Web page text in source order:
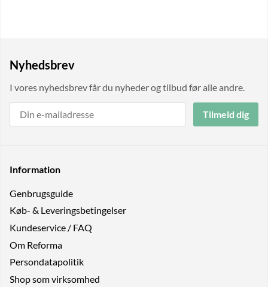
Nyhedsbrev
I vores nyhedsbrev får du nyheder og tilbud før alle andre.
Tilmeld dig
Information
Genbrugs­guide
Køb- & Leveringsbetingelser
Kundeservice / FAQ
Om Reforma
Persondatapolitik
Shop som virksomhed